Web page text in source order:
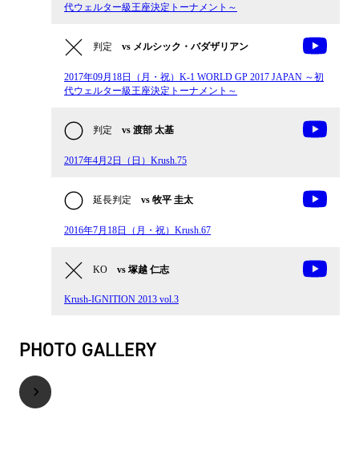
代ウェルター級王座決定トーナメント～
判定 vs メルシック・バダザリアン
2017年09月18日（月・祝）K-1 WORLD GP 2017 JAPAN ～初
代ウェルター級王座決定トーナメント～
判定 vs 渡部 太基
2017年4月2日（日）Krush.75
延長判定 vs 牧平 圭太
2016年7月18日（月・祝）Krush.67
KO vs 塚越 仁志
Krush-IGNITION 2013 vol.3
PHOTO GALLERY